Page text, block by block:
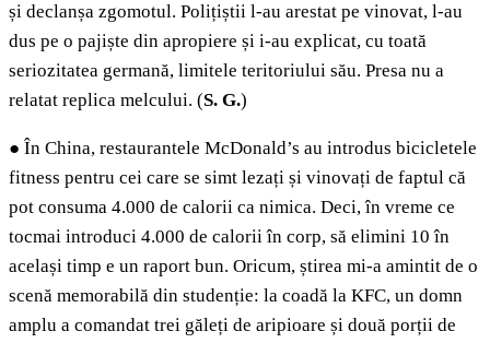
și declanșa zgomotul. Polițiștii l-au arestat pe vinovat, l-au
dus pe o pajiște din apropiere și i-au explicat, cu toată
seriozitatea germană, limitele teritoriului său. Presa nu a
relatat replica melcului. (S. G.)
● În China, restaurantele McDonald’s au introdus bicicletele
fitness pentru cei care se simt lezați și vinovați de faptul că
pot consuma 4.000 de calorii ca nimica. Deci, în vreme ce
tocmai introduci 4.000 de calorii în corp, să elimini 10 în
același timp e un raport bun. Oricum, știrea mi-a amintit de o
scenă memorabilă din studenție: la coadă la KFC, un domn
amplu a comandat trei găleți de aripioare și două porții de